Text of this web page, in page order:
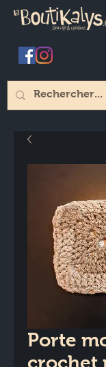
Porte
crochet